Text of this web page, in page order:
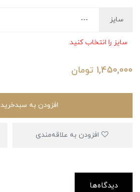
سایز
سایز را انتخاب کنید.
1,450,000 تومان
افزودن به سبدخرید
دیدگاه‌ها